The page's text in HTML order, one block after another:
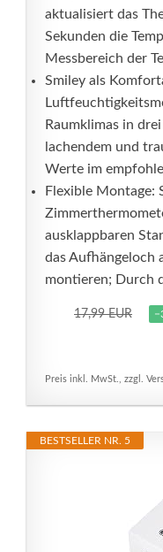
aktualisiert das
Sekunden die
Messbereich der
Smiley als
Raumklimas in
lachendem und
Werte im
Flexible Montage:
ausklappbaren
das Aufhängeloch
montieren; Durch
17,99 EUR
Preis inkl. MwSt., zzgl.
BESTSELLER NR. 5